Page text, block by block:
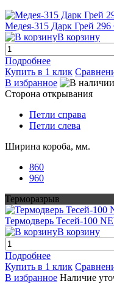
Медея-315 Дарк Грей
В корзину
Подробнее
Купить в 1 клик
В избранное
Сторона открывания
Петли справа
Петли слева
Ширина короба, мм.
860
960
Терморазрыв
Термодверь Тесей-100
В корзину
Подробнее
Купить в 1 клик
В избранное Наличие